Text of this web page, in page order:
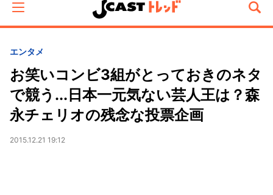
エンタメ
お笑いコンビ3組がとっておきのネタ
で競う...日本一元気ない芸人王は？森
永チェリオの残念な投票企画
2015.12.21 19:12